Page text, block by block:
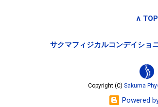
豆」！ 1日1パックでコンドロイチン補給 | セ
味しい食べかた」は、 ・賞味期限ギリギリで
目安が30回～40回程度。 またタレ・薬味は納
り一層引き立つそうです。 関節の痛み・体の
給 | セルフドクターニュース そこそこの金額
∧ TOP
サクマフィジカルコンデイショ
Copyright (C) Sakuma
Powered